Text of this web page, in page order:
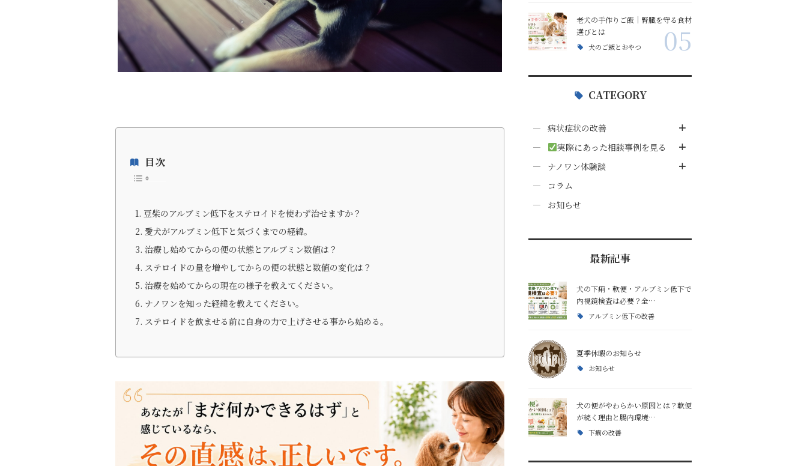
アレルギー
災害時の食事
目次
豆柴のアルブミン低下をステロイドを使わず治せますか？
愛犬がアルブミン低下と気づくまでの経緯。
治療し始めてからの便の状態とアルブミン数値は？
ステロイドの量を増やしてからの便の状態と数値の変化は？
治療を始めてからの現在の様子を教えてください。
ナノワンを知った経緯を教えてください。
ステロイドを飲ませる前に自身の力で上げさせる事から始める。
老犬の手作りご飯｜腎臓を守る食材
選びとは
犬のご飯とおやつ 05
CATEGORY
病状症状の改善
実際にあった相談事例を見る
ナノワン体験談
コラム
お知らせ
最新記事
犬の下痢・軟便・アルブミン低下で
内視鏡検査は必要？全…
アルブミン低下の改善
夏季休暇のお知らせ
お知らせ
犬の便がやわらかい原因とは？軟便
が続く理由と腸内環境…
下痢の改善